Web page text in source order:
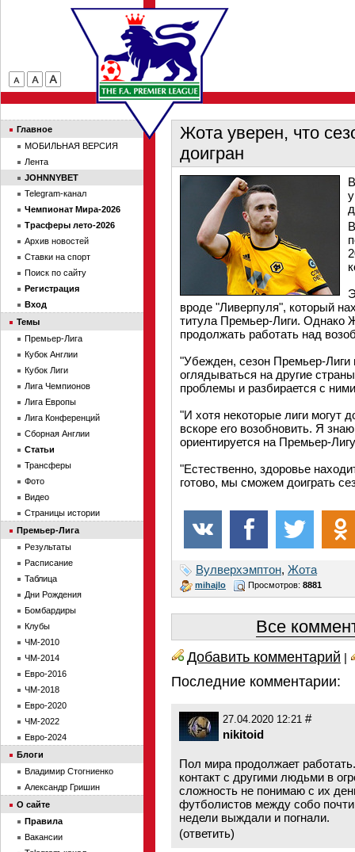
Жота уверен, что
доигран
вроде "Ливерпуля", который
титула Премьер-Лиги. Однако
продолжать работать над
"Убежден, сезон Премьер-
оглядываться на другие
проблемы и разбирается с
"И хотя некоторые лиги могут
вскоре его возобновить. Я
ориентируется на Премьер-
"Естественно, здоровье
готово, мы сможем доиграть
Вулверхэмптон, Жота
mihajlo Просмотров: 8881
Все
Добавить комментарий |
Последние комментарии:
27.04.2020 12:21 #
nikitoid
Пол мира продолжает
контакт с другими людьми в
сложность не понимаю с их
футболистов между собо почти
недели выждали и погнали.
(ответить)
Главное
МОБИЛЬНАЯ ВЕРСИЯ
Лента
JOHNNYBET
Telegram-канал
Чемпионат Мира-2026
Трасферы лето-2026
Архив новостей
Ставки на спорт
Поиск по сайту
Регистрация
Вход
Темы
Премьер-Лига
Кубок Англии
Кубок Лиги
Лига Чемпионов
Лига Европы
Лига Конференций
Сборная Англии
Статьи
Трансферы
Фото
Видео
Страницы истории
Премьер-Лига
Результаты
Расписание
Таблица
Дни Рождения
Бомбардиры
Клубы
ЧМ-2010
ЧМ-2014
Евро-2016
ЧМ-2018
Евро-2020
ЧМ-2022
Евро-2024
Блоги
Владимир Стогниенко
Александр Гришин
О сайте
Правила
Вакансии